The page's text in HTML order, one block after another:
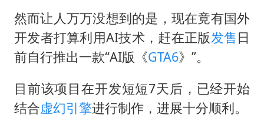
然而让人万万没想到的是，现在竟有国外
开发者打算利用AI技术，赶在正版发售日
前自行推出一款“AI版《GTA6》”。
目前该项目在开发短短7天后，已经开始
结合虚幻引擎进行制作，进展十分顺利。